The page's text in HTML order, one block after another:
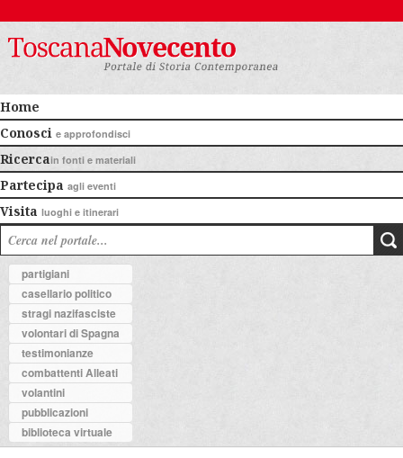
Home
Conosci e approfondisci
Ricercain fonti e materiali
Partecipa agli eventi
Visita luoghi e itinerari
partigiani
casellario politico
stragi nazifasciste
volontari di Spagna
testimonianze
combattenti Alleati
volantini
pubblicazioni
biblioteca virtuale